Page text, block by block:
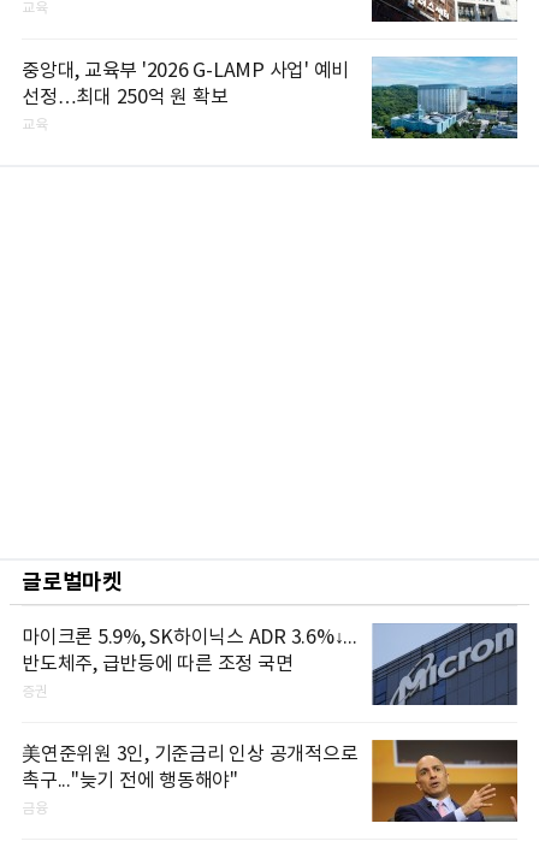
교육
중앙대, 교육부 '2026 G-LAMP 사업' 예비
선정…최대 250억 원 확보
교육
글로벌마켓
마이크론 5.9%, SK하이닉스 ADR 3.6%↓...
반도체주, 급반등에 따른 조정 국면
증권
美연준위원 3인, 기준금리 인상 공개적으로
촉구..."늦기 전에 행동해야"
금융